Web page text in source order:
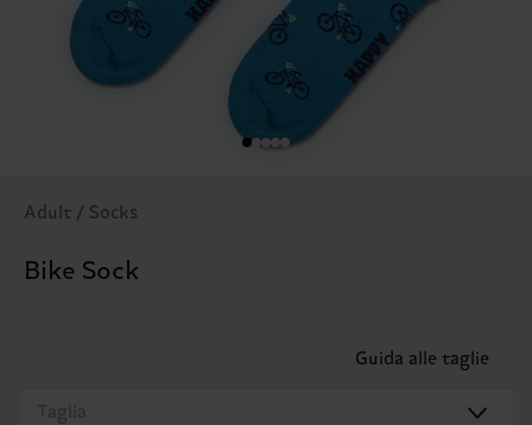
Adult / Socks
Bike Sock
Guida alle taglie
Taglia